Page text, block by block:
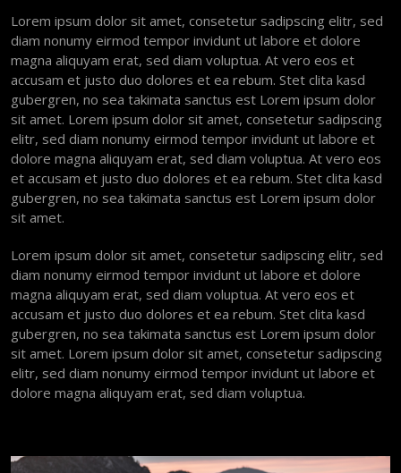
Lorem ipsum dolor sit amet, consetetur sadipscing elitr, sed
diam nonumy eirmod tempor invidunt ut labore et dolore
magna aliquyam erat, sed diam voluptua. At vero eos et
accusam et justo duo dolores et ea rebum. Stet clita kasd
gubergren, no sea takimata sanctus est Lorem ipsum dolor
sit amet. Lorem ipsum dolor sit amet, consetetur sadipscing
elitr, sed diam nonumy eirmod tempor invidunt ut labore et
dolore magna aliquyam erat, sed diam voluptua. At vero eos
et accusam et justo duo dolores et ea rebum. Stet clita kasd
gubergren, no sea takimata sanctus est Lorem ipsum dolor
sit amet.
Lorem ipsum dolor sit amet, consetetur sadipscing elitr, sed
diam nonumy eirmod tempor invidunt ut labore et dolore
magna aliquyam erat, sed diam voluptua. At vero eos et
accusam et justo duo dolores et ea rebum. Stet clita kasd
gubergren, no sea takimata sanctus est Lorem ipsum dolor
sit amet. Lorem ipsum dolor sit amet, consetetur sadipscing
elitr, sed diam nonumy eirmod tempor invidunt ut labore et
dolore magna aliquyam erat, sed diam voluptua.